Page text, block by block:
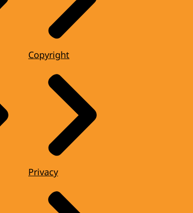
Copyright
Privacy